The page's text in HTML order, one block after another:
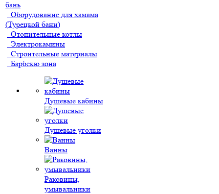
бань
Оборудование для хамама
(Турецкой бани)
Отопительные котлы
Электрокамины
Строительные материалы
Барбекю зона
Душевые кабины
Душевые уголки
Ванны
Раковины,
умывальники